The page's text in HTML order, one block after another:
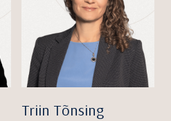
Triin Tõnsing